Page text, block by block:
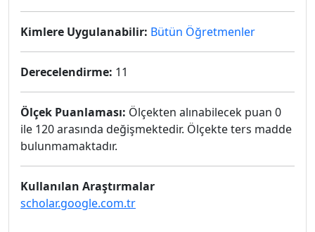
Kimlere Uygulanabilir: Bütün Öğretmenler
Derecelendirme: 11
Ölçek Puanlaması: Ölçekten alınabilecek puan 0
ile 120 arasında değişmektedir. Ölçekte ters madde
bulunmamaktadır.
Kullanılan Araştırmalar
scholar.google.com.tr